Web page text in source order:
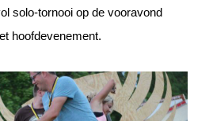
solo-tornooi op de vooravond
hoofdevenement.